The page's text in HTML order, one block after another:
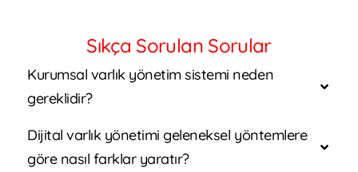
Sıkça Sorulan Sorular
Kurumsal varlık yönetim sistemi neden
gereklidir?
Dijital varlık yönetimi geleneksel yöntemlere
göre nasıl farklar yaratır?